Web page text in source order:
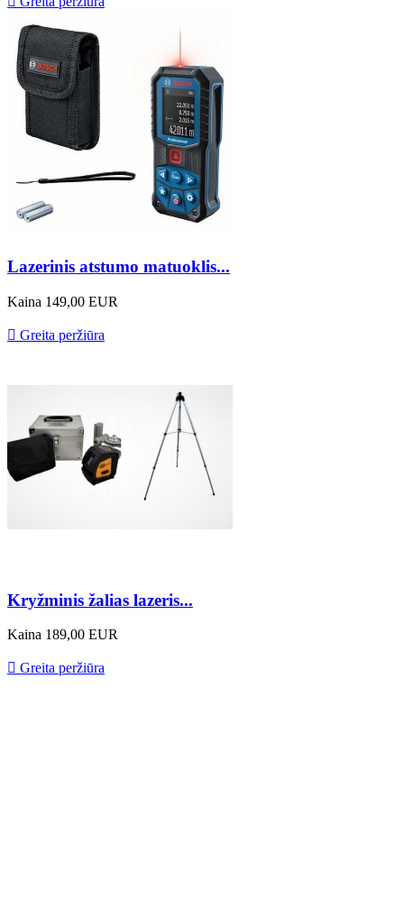
Lazerinis atstumo matuoklis...
Kaina 149,00 EUR
 Greita peržiūra
Kryžminis žalias lazeris...
Kaina 189,00 EUR
 Greita peržiūra